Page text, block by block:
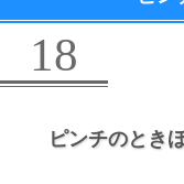
18
ピンチのとき